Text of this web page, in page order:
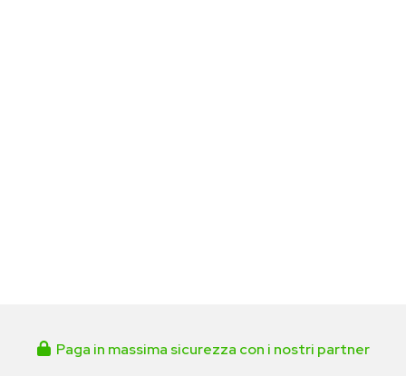
Paga in massima sicurezza con i nostri partner